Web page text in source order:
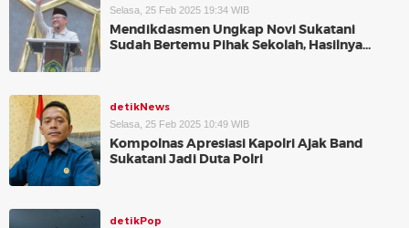
Selasa, 25 Feb 2025 19:34 WIB
Mendikdasmen Ungkap Novi Sukatani
Sudah Bertemu Pihak Sekolah, Hasilnya...
detikNews
Selasa, 25 Feb 2025 10:49 WIB
Kompolnas Apresiasi Kapolri Ajak Band
Sukatani Jadi Duta Polri
detikPop